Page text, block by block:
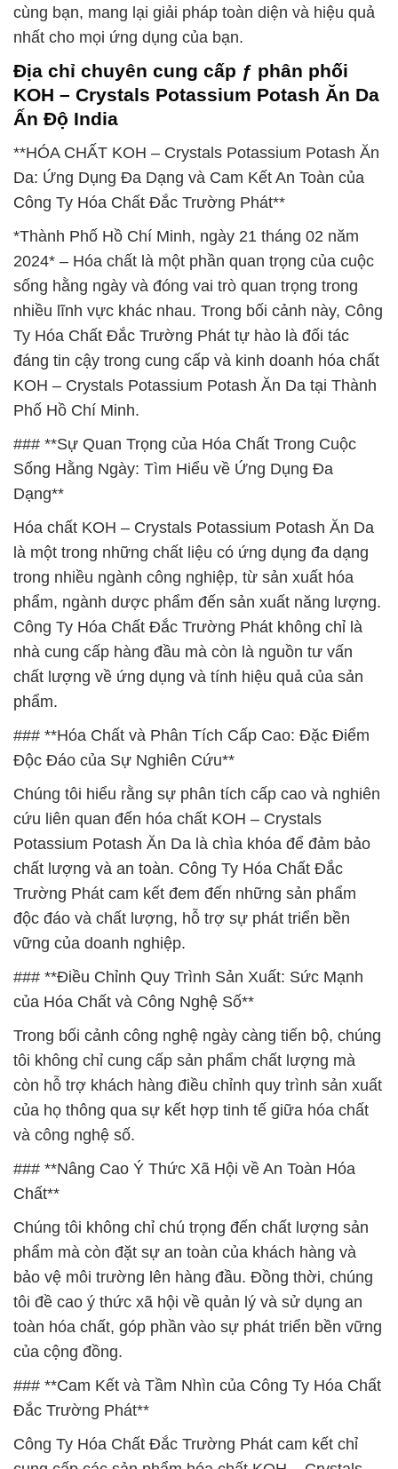
cùng bạn, mang lại giải pháp toàn diện và hiệu quả
nhất cho mọi ứng dụng của bạn.
Địa chỉ chuyên cung cấp ƒ phân phối
KOH – Crystals Potassium Potash Ăn Da
Ấn Độ India
**HÓA CHẤT KOH – Crystals Potassium Potash Ăn
Da: Ứng Dụng Đa Dạng và Cam Kết An Toàn của
Công Ty Hóa Chất Đắc Trường Phát**
*Thành Phố Hồ Chí Minh, ngày 21 tháng 02 năm
2024* – Hóa chất là một phần quan trọng của cuộc
sống hằng ngày và đóng vai trò quan trọng trong
nhiều lĩnh vực khác nhau. Trong bối cảnh này, Công
Ty Hóa Chất Đắc Trường Phát tự hào là đối tác
đáng tin cậy trong cung cấp và kinh doanh hóa chất
KOH – Crystals Potassium Potash Ăn Da tại Thành
Phố Hồ Chí Minh.
### **Sự Quan Trọng của Hóa Chất Trong Cuộc
Sống Hằng Ngày: Tìm Hiểu về Ứng Dụng Đa
Dạng**
Hóa chất KOH – Crystals Potassium Potash Ăn Da
là một trong những chất liệu có ứng dụng đa dạng
trong nhiều ngành công nghiệp, từ sản xuất hóa
phẩm, ngành dược phẩm đến sản xuất năng lượng.
Công Ty Hóa Chất Đắc Trường Phát không chỉ là
nhà cung cấp hàng đầu mà còn là nguồn tư vấn
chất lượng về ứng dụng và tính hiệu quả của sản
phẩm.
### **Hóa Chất và Phân Tích Cấp Cao: Đặc Điểm
Độc Đáo của Sự Nghiên Cứu**
Chúng tôi hiểu rằng sự phân tích cấp cao và nghiên
cứu liên quan đến hóa chất KOH – Crystals
Potassium Potash Ăn Da là chìa khóa để đảm bảo
chất lượng và an toàn. Công Ty Hóa Chất Đắc
Trường Phát cam kết đem đến những sản phẩm
độc đáo và chất lượng, hỗ trợ sự phát triển bền
vững của doanh nghiệp.
### **Điều Chỉnh Quy Trình Sản Xuất: Sức Mạnh
của Hóa Chất và Công Nghệ Số**
Trong bối cảnh công nghệ ngày càng tiến bộ, chúng
tôi không chỉ cung cấp sản phẩm chất lượng mà
còn hỗ trợ khách hàng điều chỉnh quy trình sản xuất
của họ thông qua sự kết hợp tinh tế giữa hóa chất
và công nghệ số.
### **Nâng Cao Ý Thức Xã Hội về An Toàn Hóa
Chất**
Chúng tôi không chỉ chú trọng đến chất lượng sản
phẩm mà còn đặt sự an toàn của khách hàng và
bảo vệ môi trường lên hàng đầu. Đồng thời, chúng
tôi đề cao ý thức xã hội về quản lý và sử dụng an
toàn hóa chất, góp phần vào sự phát triển bền vững
của cộng đồng.
### **Cam Kết và Tầm Nhìn của Công Ty Hóa Chất
Đắc Trường Phát**
Công Ty Hóa Chất Đắc Trường Phát cam kết chỉ